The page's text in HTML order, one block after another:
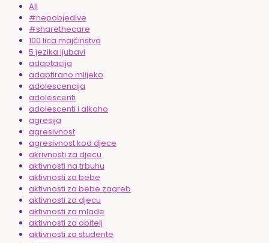
All
#nepobjedive
#sharethecare
100 lica majčinstva
5 jezika ljubavi
adaptacija
adaptirano mlijeko
adolescencija
adolescenti
adolescenti i alkoho
agresija
agresivnost
agresivnost kod djece
akrivnosti za djecu
aktivnosti na trbuhu
aktivnosti za bebe
aktivnosti za bebe zagreb
aktivnosti za djecu
aktivnosti za mlade
aktivnosti za obitelj
aktivnosti za studente